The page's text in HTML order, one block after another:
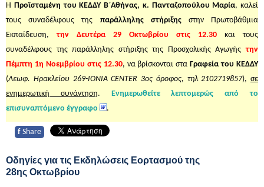
Η Προϊσταμένη του ΚΕΔΔΥ Β΄Αθήνας, κ. Πανταζοπούλου Μαρία, καλεί
τους συναδέλφους της παράλληλης στήριξηςστην Πρωτοβάθμια
Εκπαίδευση,την Δευτέρα 29 Οκτωβρίου στις 12.30 και τους
συναδέλφους της παράλληλης στήριξης της Προσχολικής Αγωγήςτην
Πέμπτη 1η Νοεμβρίου στις 12.30, να βρίσκονται σταΓραφεία του ΚΕΔΔΥ
(Λεωφ. Ηρακλείου 269-ΙΟΝΙΑ CENTER 3ος όροφος, τηλ 2102719857), σε
ενημερωτική συνάντηση. Ενημερωθείτε λεπτομερώς από το
επισυναπτόμενο έγγραφο
.
f Share
Οδηγίες για τις Εκδηλώσεις Εορτασμού της
28ης Οκτωβρίου